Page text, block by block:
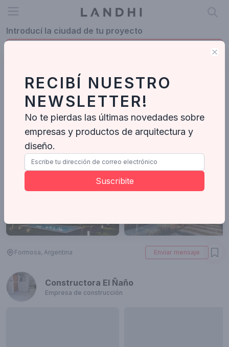
Open menu
Introducí la ciudad de tu proyecto
Profesionales en Formosa
Formosa
MV Arquitectos
Arquitectos
Formosa, Argentina Enviar mensaje
Constructora El Ñaño
Empresa de construcción
RECIBÍ NUESTRO
NEWSLETTER!
No te pierdas las últimas novedades sobre
empresas y productos de arquitectura y
diseño.
Suscribite